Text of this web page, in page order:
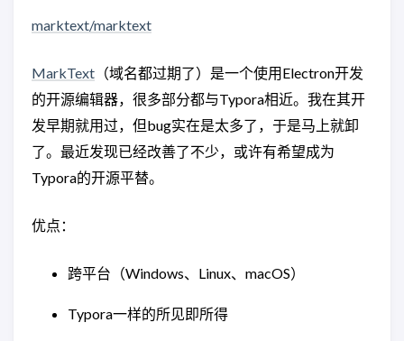
marktext/marktext
MarkText （域名都过期了）是一个使用Electron开发
的开源编辑器，很多部分都与Typora相近。我在其开
发早期就用过，但bug实在是太多了，于是马上就卸
了。最近发现已经改善了不少，或许有希望成为
Typora的开源平替。
优点：
跨平台（Windows、Linux、macOS）
Typora一样的所见即所得